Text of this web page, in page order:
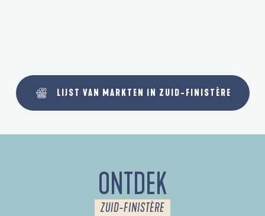
LIJST VAN MARKTEN IN ZUID-FINISTÈRE
ONTDEK
ZUID-FINISTÈRE